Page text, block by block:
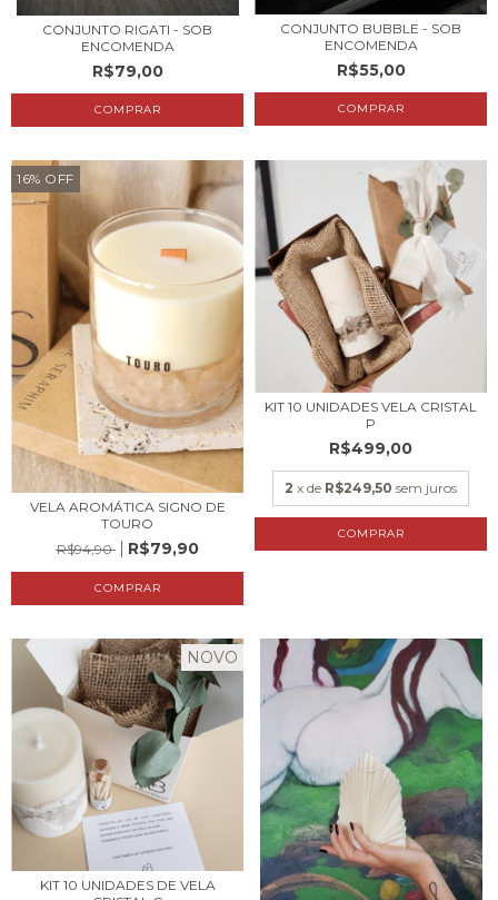
CONJUNTO RIGATI - SOB
ENCOMENDA
R$79,00
CONJUNTO BUBBLE - SOB
ENCOMENDA
R$55,00
16% OFF
VELA AROMÁTICA SIGNO DE
TOURO
R$94,90
R$79,90
KIT 10 UNIDADES VELA CRISTAL
P
R$499,00
2 x de R$249,50 sem juros
COMPRAR
NOVO
KIT 10 UNIDADES DE VELA